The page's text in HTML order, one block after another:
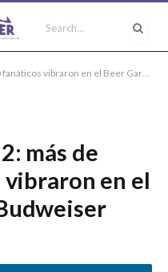
vibraron en el Beer Garden de Budweiser
más de
en el